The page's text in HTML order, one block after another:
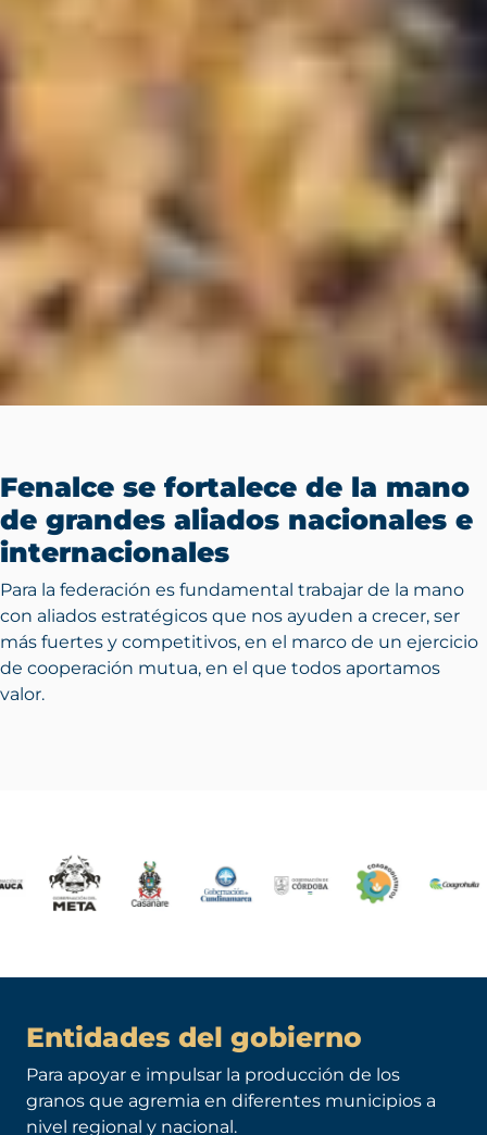
Fenalce se fortalece de la mano
de grandes aliados nacionales e
internacionales
Para la federación es fundamental trabajar de la mano
con aliados estratégicos que nos ayuden a crecer, ser
más fuertes y competitivos, en el marco de un ejercicio
de cooperación mutua, en el que todos aportamos
valor.
Entidades del gobierno
Para apoyar e impulsar la producción de los
granos que agremia en diferentes municipios a
nivel regional y nacional.